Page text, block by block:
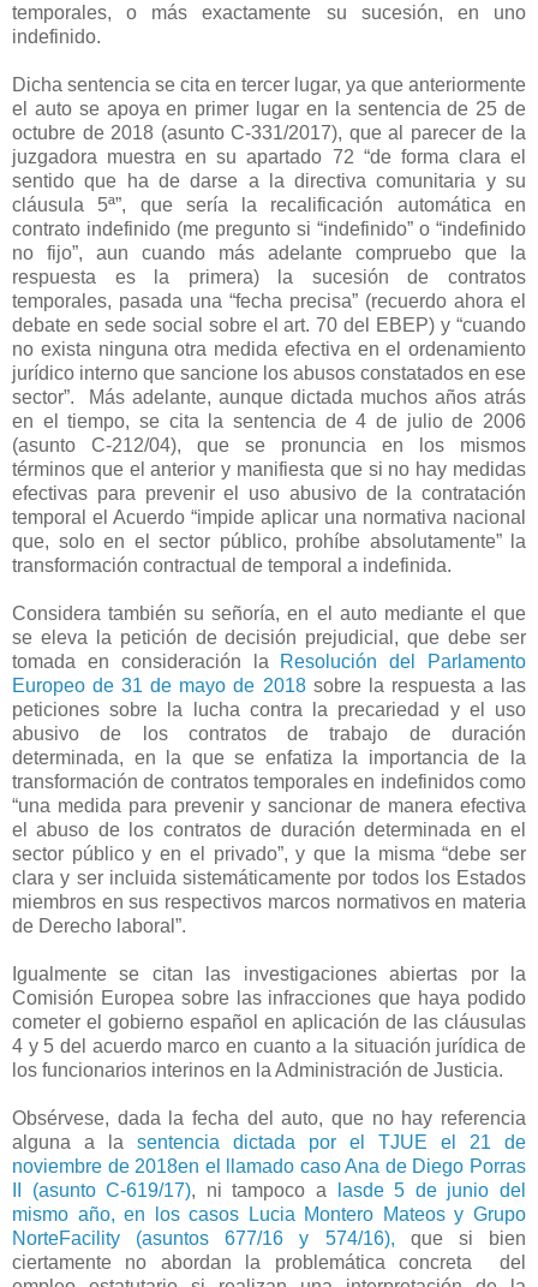
temporales, o más exactamente su sucesión, en uno
indefinido.
Dicha sentencia se cita en tercer lugar, ya que anteriormente
el auto se apoya en primer lugar en la sentencia de 25 de
octubre de 2018 (asunto C-331/2017), que al parecer de la
juzgadora muestra en su apartado 72 “de forma clara el
sentido que ha de darse a la directiva comunitaria y su
cláusula 5ª”, que sería la recalificación automática en
contrato indefinido (me pregunto si “indefinido” o “indefinido
no fijo”, aun cuando más adelante compruebo que la
respuesta es la primera) la sucesión de contratos
temporales, pasada una “fecha precisa” (recuerdo ahora el
debate en sede social sobre el art. 70 del EBEP) y “cuando
no exista ninguna otra medida efectiva en el ordenamiento
jurídico interno que sancione los abusos constatados en ese
sector”.
Más adelante, aunque dictada muchos años atrás
en el tiempo, se cita la sentencia de 4 de julio de 2006
(asunto C-212/04), que se pronuncia en los mismos
términos que el anterior y manifiesta que si no hay medidas
efectivas para prevenir el uso abusivo de la contratación
temporal el Acuerdo “impide aplicar una normativa nacional
que, solo en el sector público, prohíbe absolutamente” la
transformación contractual de temporal a indefinida.
Considera también su señoría, en el auto mediante el que
se eleva la petición de decisión prejudicial, que debe ser
tomada en consideración la Resolución del Parlamento
Europeo de 31 de mayo de 2018 sobre la respuesta a las
peticiones sobre la lucha contra la precariedad y el uso
abusivo de los contratos de trabajo de duración
determinada, en la que se enfatiza la importancia de la
transformación de contratos temporales en indefinidos como
“una medida para prevenir y sancionar de manera efectiva
el abuso de los contratos de duración determinada en el
sector público y en el privado”, y que la misma “debe ser
clara y ser incluida sistemáticamente por todos los Estados
miembros en sus respectivos marcos normativos en materia
de Derecho laboral”.
Igualmente se citan las investigaciones abiertas por la
Comisión Europea sobre las infracciones que haya podido
cometer el gobierno español en aplicación de las cláusulas
4 y 5 del acuerdo marco en cuanto a la situación jurídica de
los funcionarios interinos en la Administración de Justicia.
Obsérvese, dada la fecha del auto, que no hay referencia
alguna a la sentencia dictada por el TJUE el 21 de
noviembre de 2018en el llamado caso Ana de Diego Porras
II (asunto C-619/17), ni tampoco a
lasde 5 de junio del
mismo año, en los casos Lucia Montero Mateos y Grupo
NorteFacility (asuntos 677/16 y 574/16), que si bien
ciertamente no abordan la problemática concreta
del